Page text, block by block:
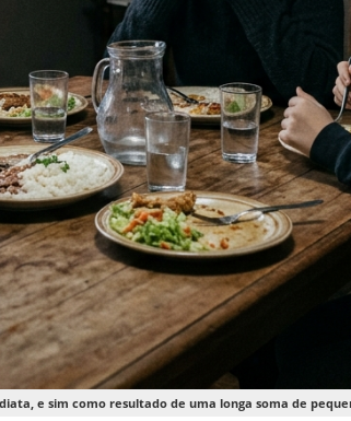
e sim como resultado de uma longa soma de